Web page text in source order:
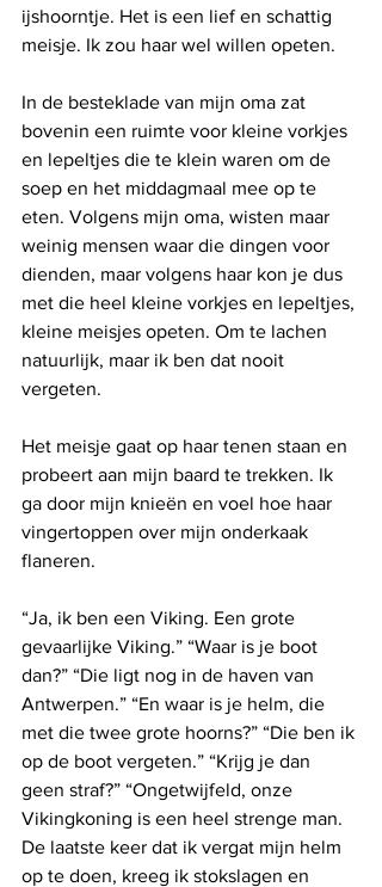
ijshoorntje. Het is een lief en schattig
meisje. Ik zou haar wel willen opeten.
In de besteklade van mijn oma zat
bovenin een ruimte voor kleine vorkjes
en lepeltjes die te klein waren om de
soep en het middagmaal mee op te
eten. Volgens mijn oma, wisten maar
weinig mensen waar die dingen voor
dienden, maar volgens haar kon je dus
met die heel kleine vorkjes en lepeltjes,
kleine meisjes opeten. Om te lachen
natuurlijk, maar ik ben dat nooit
vergeten.
Het meisje gaat op haar tenen staan en
probeert aan mijn baard te trekken. Ik
ga door mijn knieën en voel hoe haar
vingertoppen over mijn onderkaak
flaneren.
“Ja, ik ben een Viking. Een grote
gevaarlijke Viking.” “Waar is je boot
dan?” “Die ligt nog in de haven van
Antwerpen.” “En waar is je helm, die
met die twee grote hoorns?” “Die ben ik
op de boot vergeten.” “Krijg je dan
geen straf?” “Ongetwijfeld, onze
Vikingkoning is een heel strenge man.
De laatste keer dat ik vergat mijn helm
op te doen, kreeg ik stokslagen en